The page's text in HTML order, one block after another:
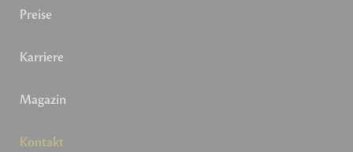
Preise
Karriere
Magazin
Kontakt